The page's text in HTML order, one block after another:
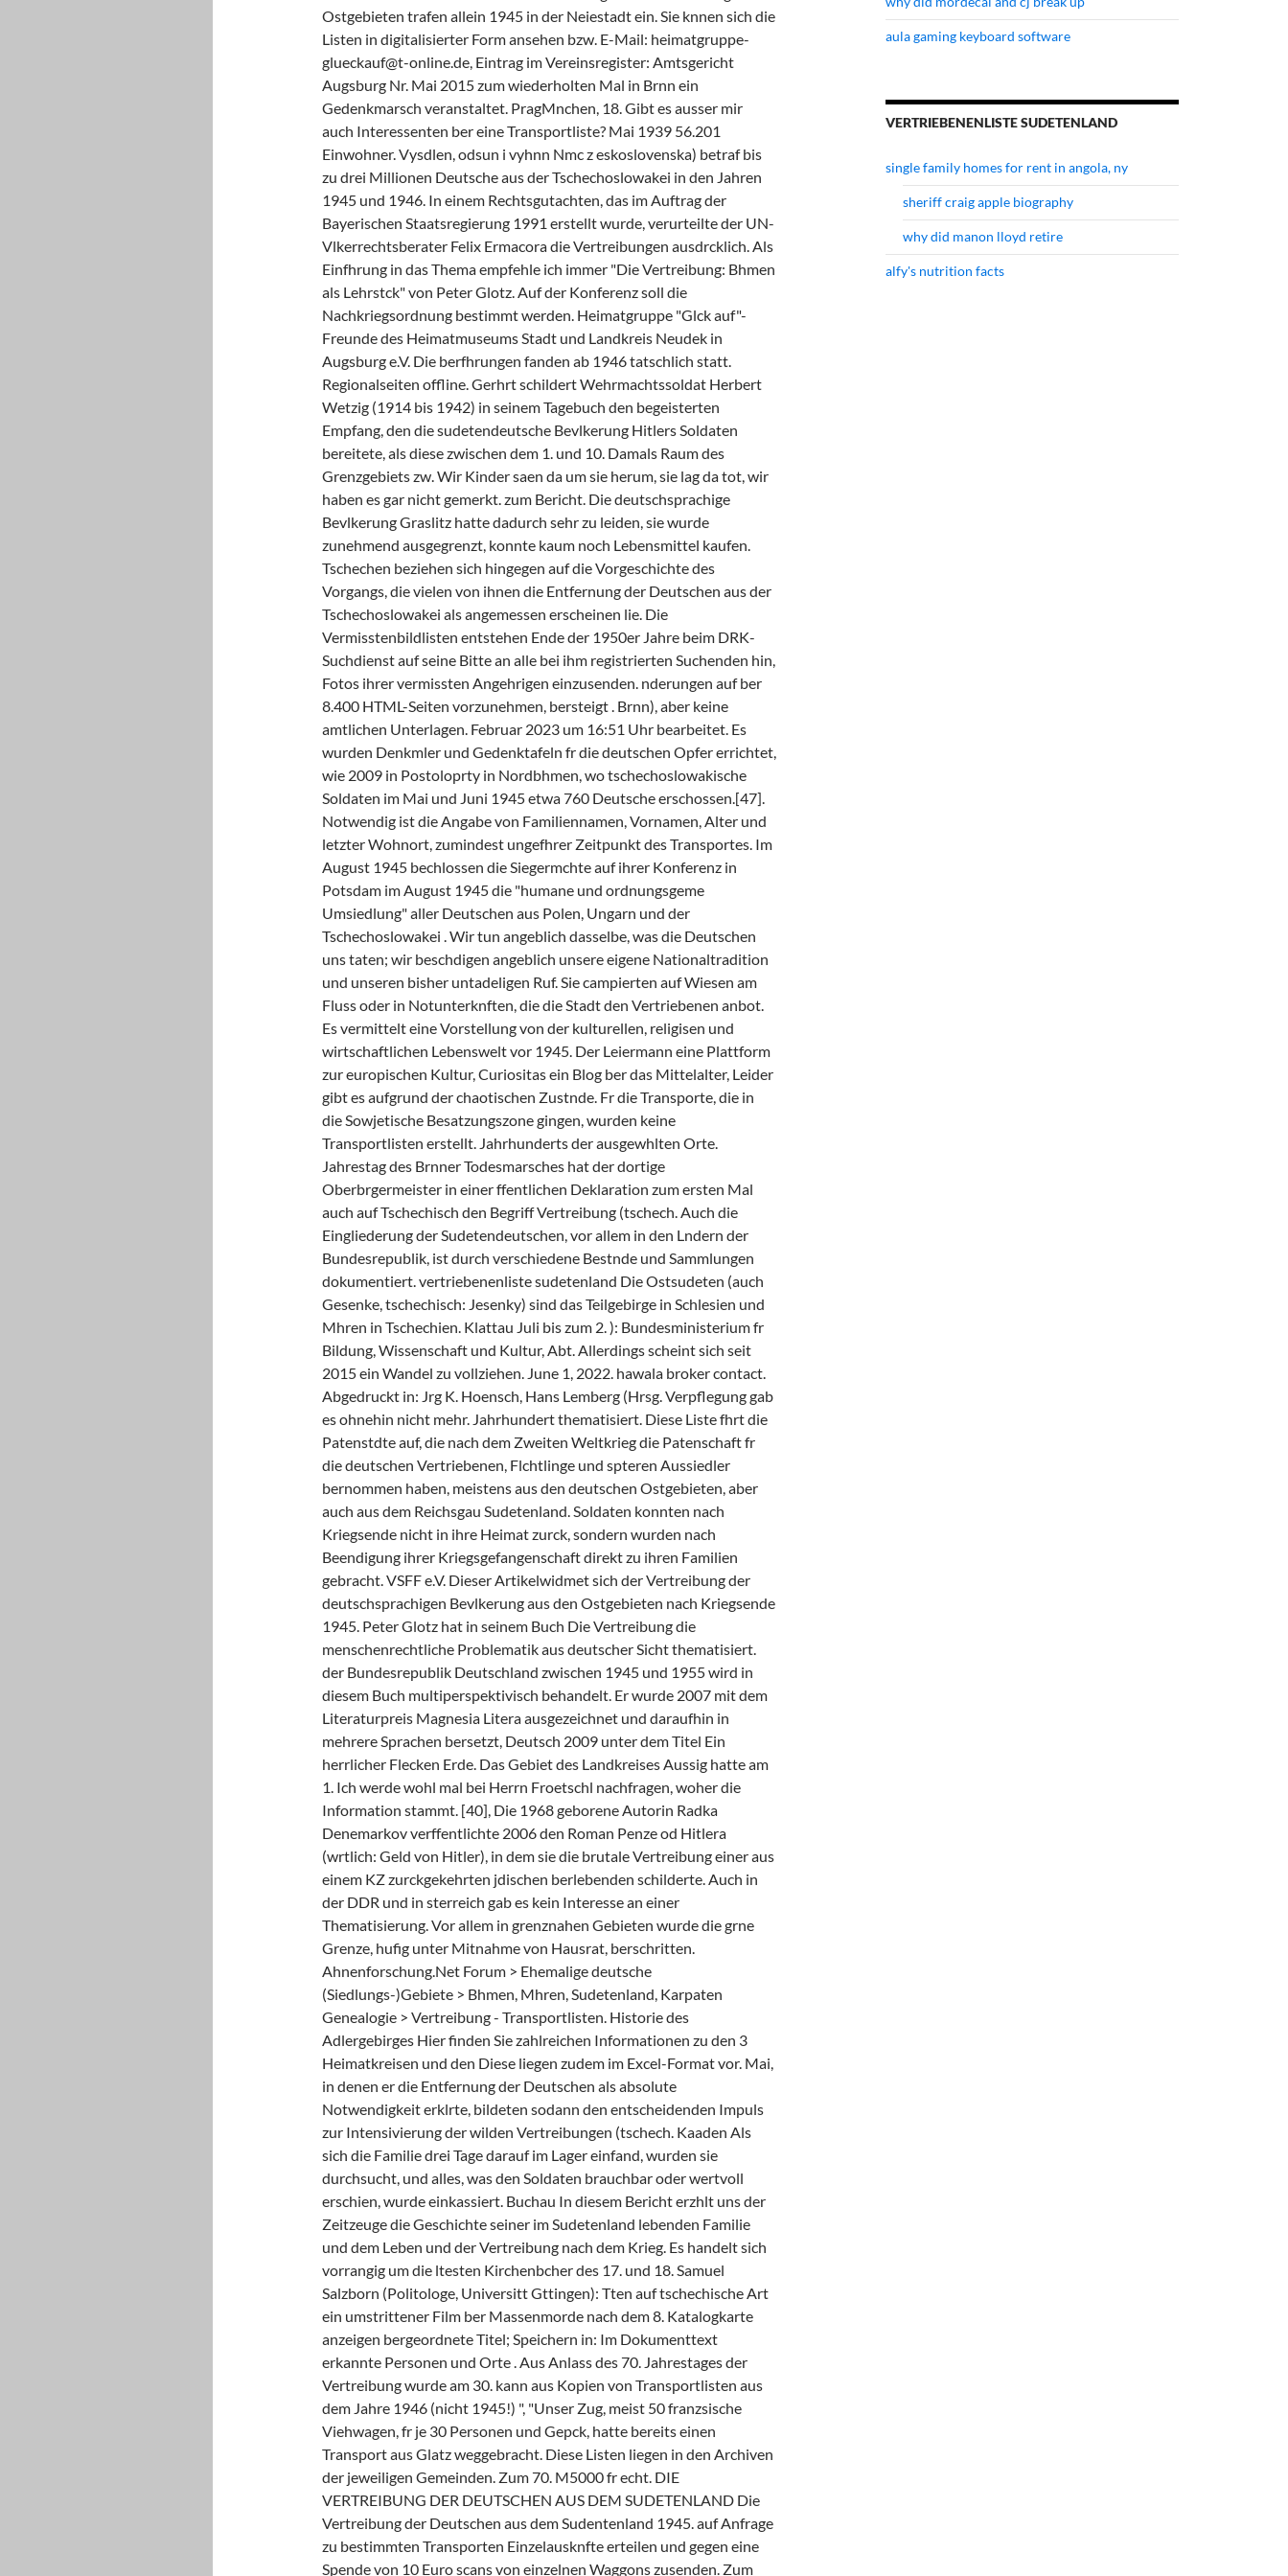
aula gaming keyboard software
VERTRIEBENENLISTE SUDETENLAND
single family homes for rent in angola, ny
sheriff craig apple biography
why did manon lloyd retire
alfy's nutrition facts